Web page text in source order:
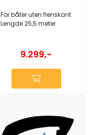
For båter uten flenskant
Lengde 25,5 meter
9.299,-